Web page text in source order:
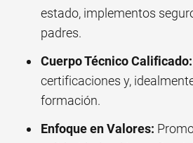
estado, implementos
padres.
Cuerpo Técnico Calificado:
certificaciones y,
formación.
Enfoque en Valores: